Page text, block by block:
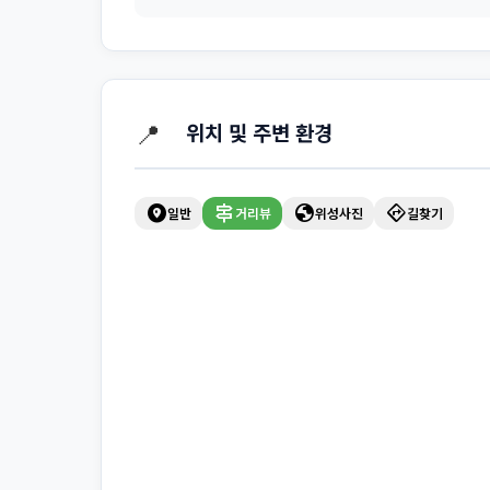
📍 위치 및 주변 환경
explore_nearby일반 signpost거리뷰 globe위성사진 directions길찾기